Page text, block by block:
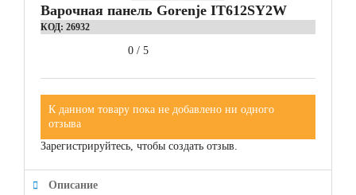
Варочная панель Gorenje IT612SY2W
КОД: 26932
0 / 5
К данном товару пока не добавлено ни одного
отзыва
Зарегистрируйтесь, чтобы создать отзыв.
Описание